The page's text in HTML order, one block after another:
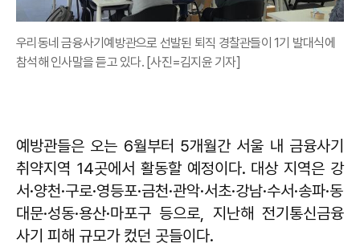
우리동네 금융사기예방관으로 선발된 퇴직 경찰관들이 1기 발대식에
참석해 인사말을 듣고 있다. [사진=김지윤 기자]
예방관들은 오는 6월부터 5개월간 서울 내 금융사기
취약지역 14곳에서 활동할 예정이다. 대상 지역은 강
서·양천·구로·영등포·금천·관악·서초·강남·수서·송파·동
대문·성동·용산·마포구 등으로, 지난해 전기통신금융
사기 피해 규모가 컸던 곳들이다.